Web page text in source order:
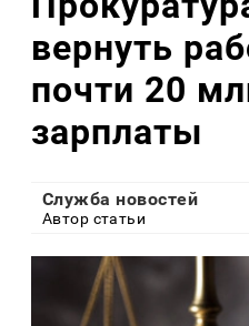
вернуть
почти 20
зарплаты
Служба новостей
Автор статьи